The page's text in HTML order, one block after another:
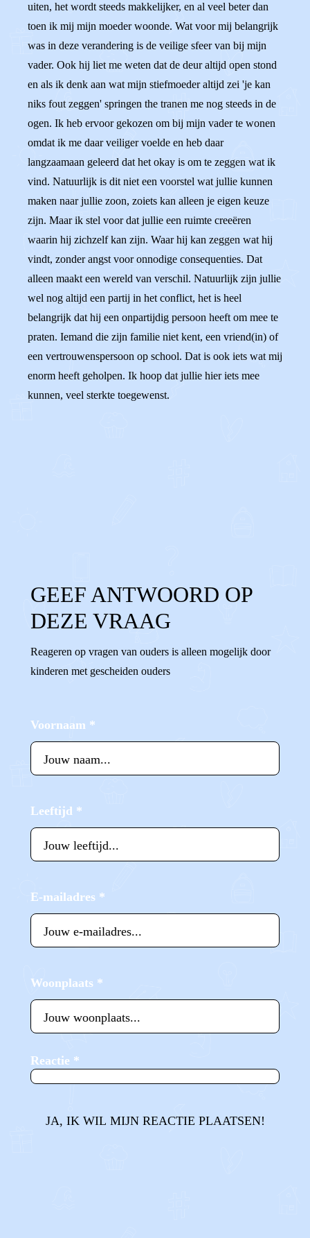
uiten, het wordt steeds makkelijker, en al veel beter dan
toen ik mij mijn moeder woonde. Wat voor mij belangrijk
was in deze verandering is de veilige sfeer van bij mijn
vader. Ook hij liet me weten dat de deur altijd open stond
en als ik denk aan wat mijn stiefmoeder altijd zei 'je kan
niks fout zeggen' springen the tranen me nog steeds in de
ogen. Ik heb ervoor gekozen om bij mijn vader te wonen
omdat ik me daar veiliger voelde en heb daar
langzaamaan geleerd dat het okay is om te zeggen wat ik
vind. Natuurlijk is dit niet een voorstel wat jullie kunnen
maken naar jullie zoon, zoiets kan alleen je eigen keuze
zijn. Maar ik stel voor dat jullie een ruimte creeëren
waarin hij zichzelf kan zijn. Waar hij kan zeggen wat hij
vindt, zonder angst voor onnodige consequenties. Dat
alleen maakt een wereld van verschil. Natuurlijk zijn jullie
wel nog altijd een partij in het conflict, het is heel
belangrijk dat hij een onpartijdig persoon heeft om mee te
praten. Iemand die zijn familie niet kent, een vriend(in) of
een vertrouwenspersoon op school. Dat is ook iets wat mij
enorm heeft geholpen. Ik hoop dat jullie hier iets mee
kunnen, veel sterkte toegewenst.
GEEF ANTWOORD OP
DEZE VRAAG
Reageren op vragen van ouders is alleen mogelijk door
kinderen met gescheiden ouders
Voornaam *
Leeftijd *
E-mailadres *
Woonplaats *
Reactie *
JA, IK WIL MIJN REACTIE PLAATSEN!